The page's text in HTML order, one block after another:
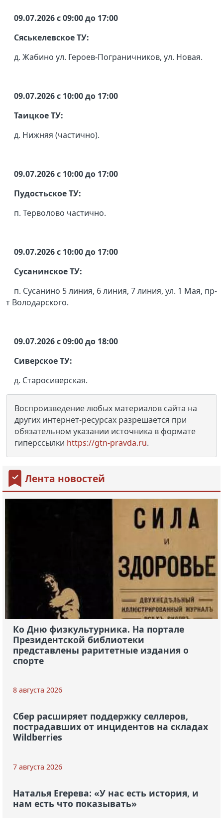
09.07.2026 с 09:00 до 17:00
Сяськелевское ТУ:
д. Жабино ул. Героев-Пограничников, ул. Новая.
09.07.2026 с 10:00 до 17:00
Таицкое ТУ:
д. Нижняя (частично).
09.07.2026 с 10:00 до 17:00
Пудостьское ТУ:
п. Терволово частично.
09.07.2026 с 10:00 до 17:00
Сусанинское ТУ:
п. Сусанино 5 линия, 6 линия, 7 линия, ул. 1 Мая, пр-
т Володарского.
09.07.2026 с 09:00 до 18:00
Сиверское ТУ:
д. Старосиверская.
Воспроизведение любых материалов сайта на
других интернет-ресурсах разрешается при
обязательном указании источника в формате
гиперссылки https://gtn-pravda.ru.
Лента новостей
Ко Дню физкультурника. На портале
Президентской библиотеки
представлены раритетные издания о
спорте
8 августа 2026
Сбер расширяет поддержку селлеров,
пострадавших от инцидентов на складах
Wildberries
7 августа 2026
Наталья Егерева: «У нас есть история, и
нам есть что показывать»